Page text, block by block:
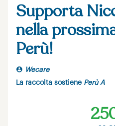
Supporta
nella
Perù!
Wecare
La raccolta sostiene Perù A